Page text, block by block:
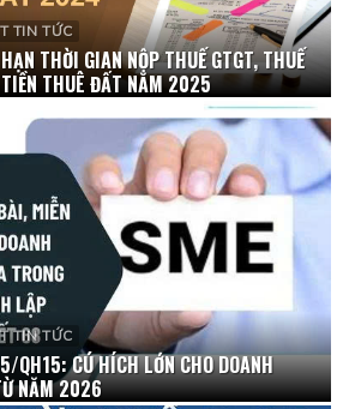
TIN TỨC
THỜI GIAN NỘP THUẾ GTGT, THUẾ
TIỀN THUÊ ĐẤT NĂM 2025
TIN TỨC
QH15: CÚ HÍCH LỚN CHO DOANH
NĂM 2026